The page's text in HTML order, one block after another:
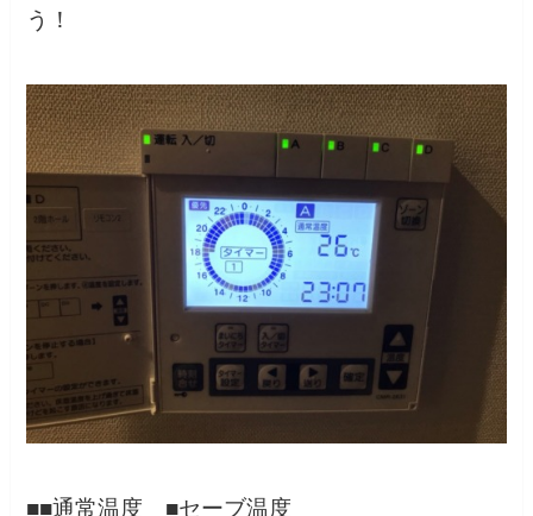
う！
■■通常温度 ■セーブ温度